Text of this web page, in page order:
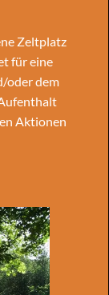
Zeltplatz
für eine
oder dem
Aktionen